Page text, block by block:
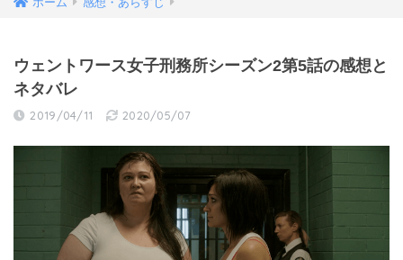
ウェントワース女子刑務所シーズン2第5話の感想と
ネタバレ
2019/04/11 2020/05/07